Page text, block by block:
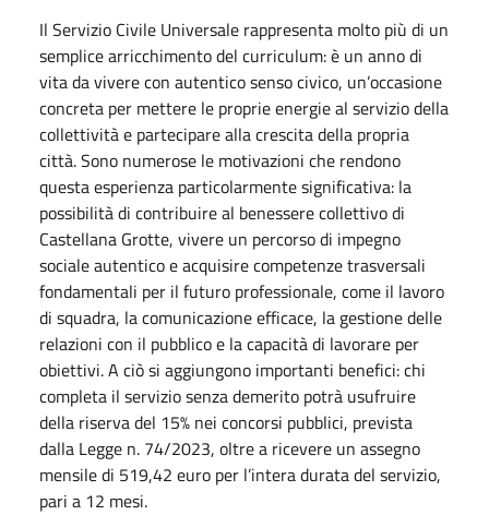
Il Servizio Civile Universale rappresenta molto più di un
semplice arricchimento del curriculum: è un anno di
vita da vivere con autentico senso civico, un’occasione
concreta per mettere le proprie energie al servizio della
collettività e partecipare alla crescita della propria
città. Sono numerose le motivazioni che rendono
questa esperienza particolarmente significativa: la
possibilità di contribuire al benessere collettivo di
Castellana Grotte, vivere un percorso di impegno
sociale autentico e acquisire competenze trasversali
fondamentali per il futuro professionale, come il lavoro
di squadra, la comunicazione efficace, la gestione delle
relazioni con il pubblico e la capacità di lavorare per
obiettivi. A ciò si aggiungono importanti benefici: chi
completa il servizio senza demerito potrà usufruire
della riserva del 15% nei concorsi pubblici, prevista
dalla Legge n. 74/2023, oltre a ricevere un assegno
mensile di 519,42 euro per l’intera durata del servizio,
pari a 12 mesi.